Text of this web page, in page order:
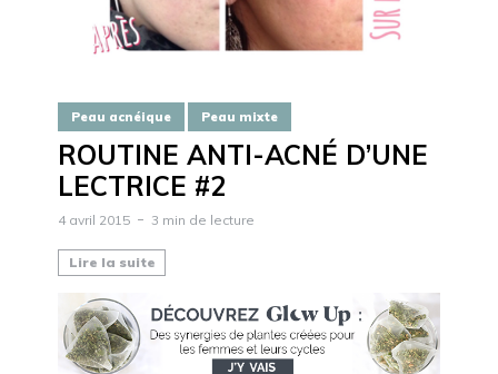
Peau acnéique Peau mixte
ROUTINE ANTI-ACNÉ D’UNE
LECTRICE #2
4 avril 2015 3 min de lecture
Lire la suite